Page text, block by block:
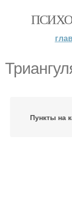
Пункты на